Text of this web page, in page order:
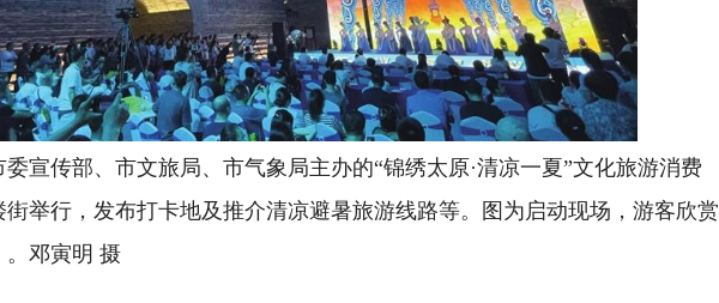
传部、市文旅局、市气象局主办的“锦绣太原·清凉一夏”文化旅游消费
街举行，发布打卡地及推介清凉避暑旅游线路等。图为启动现场，游客欣赏
。邓寅明 摄